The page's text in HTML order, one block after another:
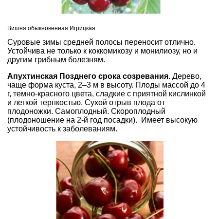
Вишня обыкновенная Игрицкая
Суровые зимы средней полосы переносит отлично.
Устойчива не только к коккомикозу и монилиозу, но и
другим грибным болезням.
Апухтинская Позднего срока созревания. Дерево,
чаще форма куста, 2–3 м в высоту. Плоды массой до 4
г, темно-красного цвета, сладкие с приятной кислинкой
и легкой терпкостью. Сухой отрыв плода от
плодоножки. Самоплодный. Скороплодный
(плодоношение на 2-й год посадки). Имеет высокую
устойчивость к заболеваниям.